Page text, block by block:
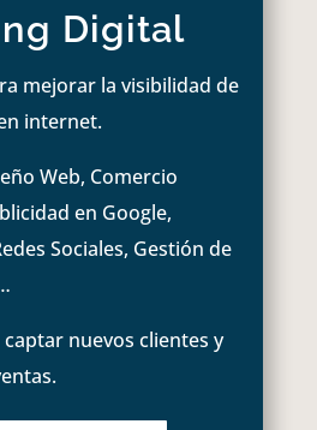
Digital
mejorar la visibilidad de
internet.
Web, Comercio
en Google,
Sociales, Gestión de
nuevos clientes y